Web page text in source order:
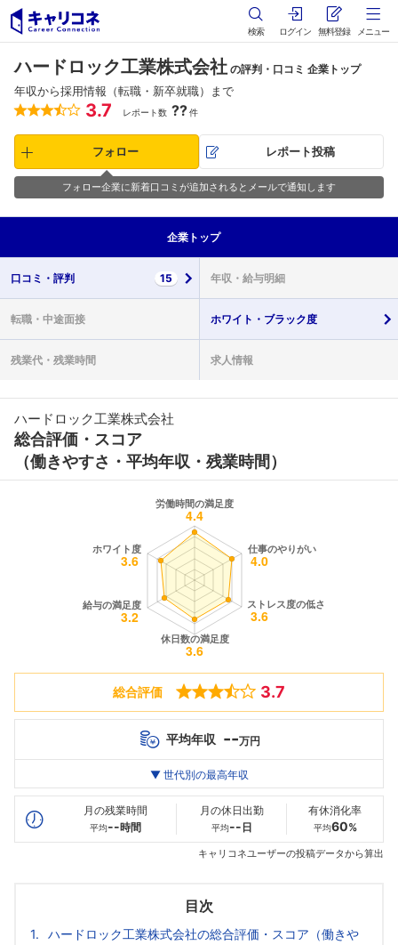
検索 ログイン 無料登録 メニュー
ハードロック工業株式会社 の評判・口コミ 企業トップ
年収から採用情報（転職・新卒就職）まで
3.7 レポート数 ??件
フォロー レポート投稿
フォロー企業に新着口コミが追加されるとメールで通知します
企業 トップ
口コミ・ 評判 15 年収・ 給与明細
転職・ 中途面接 ホワイト・ ブラック度
残業代・ 残業時間 求人情報
ハードロック工業株式会社
総合評価・スコア
（働きやすさ・平均年収・残業時間）
総合評価 3.7
平均年収 --万円
最高年収
20代
--万
30代
--万
--万
▼ 世代別の最高年収
月の残業時間
平均--時間
月の休日出勤
平均-- 日
有休消化率
平均60%
キャリコネユーザーの投稿データから算出
目次
ハードロック工業株式会社の総合評価・スコア（働きや